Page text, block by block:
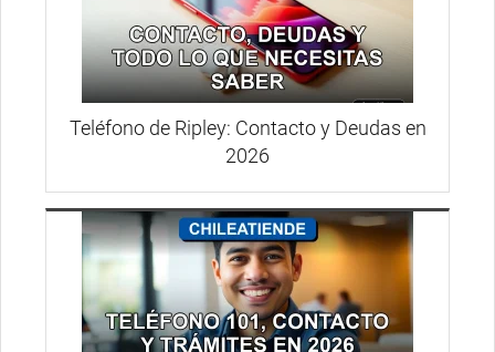
Teléfono de Ripley: Contacto y Deudas en
2026